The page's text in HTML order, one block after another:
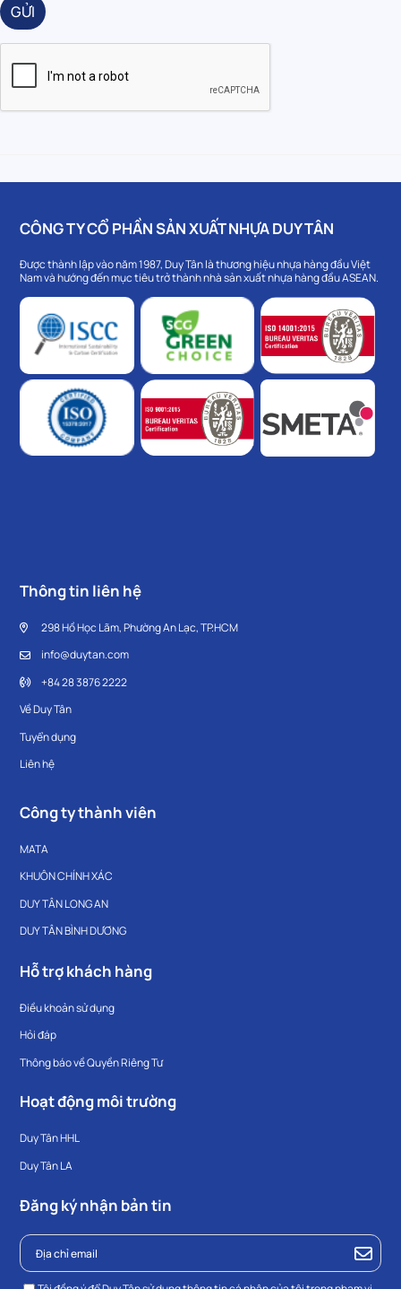
GỬI
CÔNG TY CỔ PHẦN SẢN XUẤT NHỰA DUY TÂN
Được thành lập vào năm 1987, Duy Tân là thương hiệu nhựa hàng đầu Việt
Nam và hướng đến mục tiêu trở thành nhà sản xuất nhựa hàng đầu ASEAN.
Thông tin liên hệ
298 Hồ Học Lãm, Phường An Lạc, TP.HCM
info@duytan.com
+84 28 3876 2222
Về Duy Tân
Tuyển dụng
Liên hệ
Công ty thành viên
MATA
KHUÔN CHÍNH XÁC
DUY TÂN LONG AN
DUY TÂN BÌNH DƯƠNG
Hỗ trợ khách hàng
Điều khoản sử dụng
Hỏi đáp
Thông báo về Quyền Riêng Tư
Hoạt động môi trường
Duy Tân HHL
Duy Tân LA
Đăng ký nhận bản tin